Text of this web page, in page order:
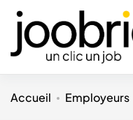
Accueil Employeurs